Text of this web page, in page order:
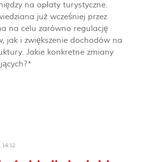
na opłaty turystyczne.
już wcześniej przez
na celu zarówno regulację
jak i zwiększenie dochodów na
Jakie konkretne zmiany
14:12